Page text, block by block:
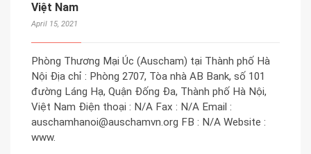
Việt Nam
April 15, 2021
Phòng Thương Mại Úc (Auscham) tại Thành phố Hà
Nội Địa chỉ : Phòng 2707, Tòa nhà AB Bank, số 101
đường Láng Hạ, Quận Đống Đa, Thành phố Hà Nội,
Việt Nam Điện thoại : N/A Fax : N/A Email :
auschamhanoi@auschamvn.org FB : N/A Website :
www.